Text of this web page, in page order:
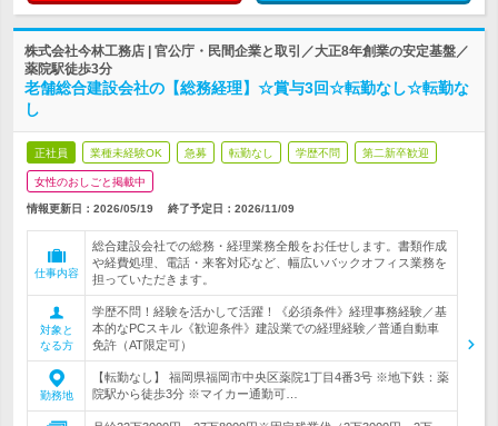
株式会社今林工務店 | 官公庁・民間企業と取引／大正8年創業の安定基盤／
薬院駅徒歩3分
老舗総合建設会社の【総務経理】☆賞与3回☆転勤なし☆転勤な
し
正社員 業種未経験OK 急募 転勤なし 学歴不問 第二新卒歓迎
女性のおしごと掲載中
情報更新日：2026/05/19 終了予定日： 2026/11/09
仕事内容
総合建設会社での総務・経理業務全般をお任せします。書類作成
や経費処理、電話・来客対応など、幅広いバックオフィス業務を
担っていただきます。
対象と
なる方
学歴不問！経験を活かして活躍！《必須条件》経理事務経験／基
本的なPCスキル《歓迎条件》建設業での経理経験／普通自動車
免許（AT限定可）
勤務地
【転勤なし】 福岡県福岡市中央区薬院1丁目4番3号 ※地下鉄：薬
院駅から徒歩3分 ※マイカー通勤可…